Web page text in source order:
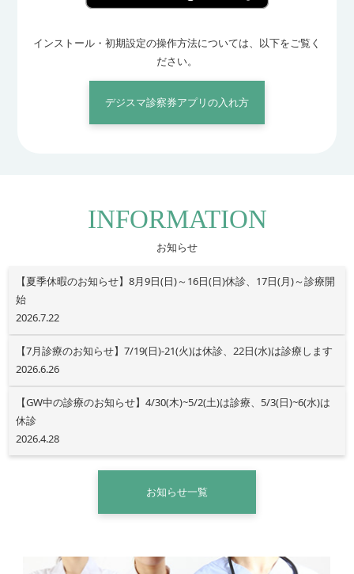
インストール・初期設定の操作方法については、以下をご覧く
ださい。
デジスマ診察券アプリの入れ方
INFORMATION
お知らせ
【夏季休暇のお知らせ】8月9日(日)～16日(日)休診、17日(月)～診療開
始
2026.7.22
【7月診療のお知らせ】7/19(日)-21(火)は休診、22日(水)は診療します
2026.6.26
【GW中の診療のお知らせ】4/30(木)~5/2(土)は診療、5/3(日)~6(水)は
休診
2026.4.28
お知らせ一覧